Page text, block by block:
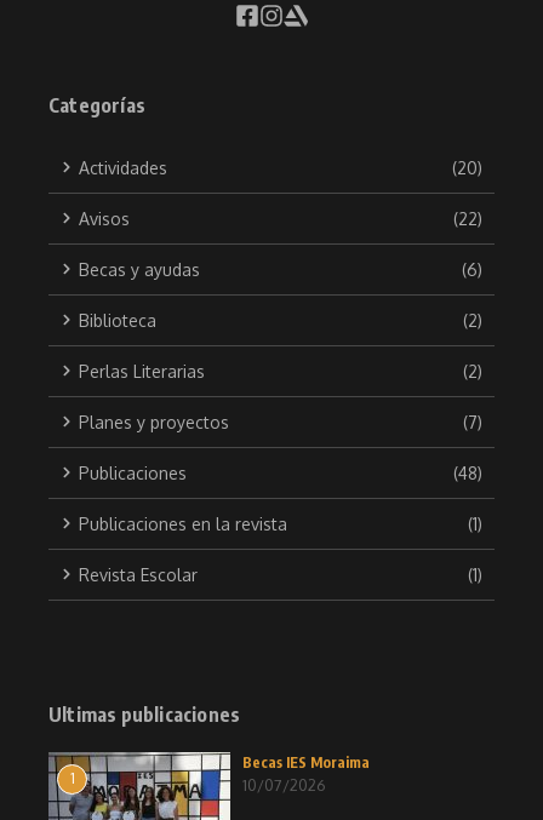
Categorías
Actividades (20)
Avisos (22)
Becas y ayudas (6)
Biblioteca (2)
Perlas Literarias (2)
Planes y proyectos (7)
Publicaciones (48)
Publicaciones en la revista (1)
Revista Escolar (1)
Ultimas publicaciones
1
Becas IES Moraima
10/07/2026